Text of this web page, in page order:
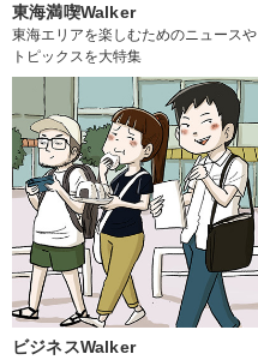
東海満喫Walker
東海エリアを楽しむためのニュースや
トピックスを大特集
ビジネスWalker